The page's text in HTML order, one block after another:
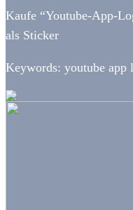
Kaufe “Youtube-App-
als Sticker
Keywords: youtube app